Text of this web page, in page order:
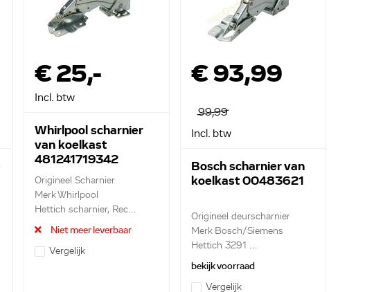
€ 25,-
Incl. btw
Whirlpool scharnier
van koelkast
481241719342
Origineel Scharnier
Merk Whirlpool
Hettich scharnier, Rec...
Niet meer leverbaar
Vergelijk
€ 93,99
99,99
Incl. btw
Bosch scharnier van
koelkast 00483621
Origineel deurscharnier
Merk Bosch/Siemens
Hettich 3291 ...
bekijk voorraad
Vergelijk